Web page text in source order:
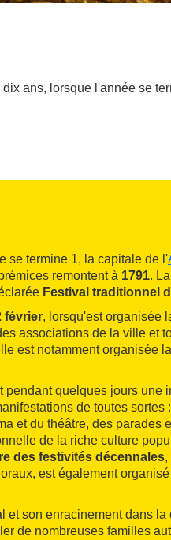
ans, lorsque l'année se
se termine 1, la capitale de l'
remontent à 1791.
Festival traditionnel
février, lorsqu'est organisée
associations de la ville et
est notamment organisée
pendant quelques jours une
de toutes sortes
et du théâtre, des parades
de la riche culture
des festivités décennales,
est également
et son enracinement dans la
de nombreuses familles